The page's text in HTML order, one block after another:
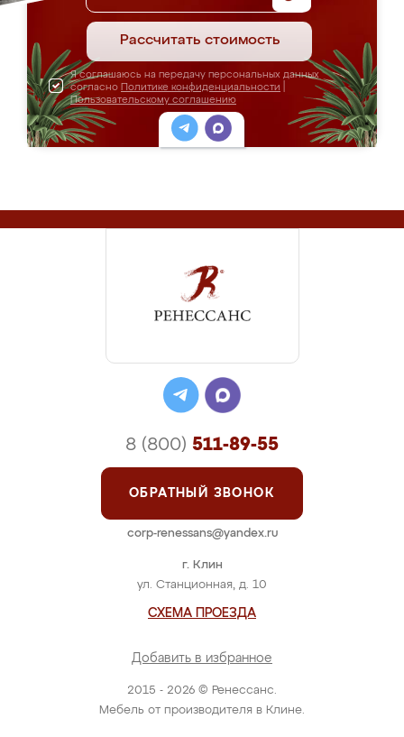
Рассчитать стоимость
Я соглашаюсь на передачу персональных данных
согласно Политике конфиденциальности
Пользовательскому соглашению
2015 - 2026 © Ренессанс.
Мебель от производителя в Клине.
г. Клин
ул. Станционная, д. 10
СХЕМА ПРОЕЗДА
Добавить в избранное
8 (800) 511-89-55
ОБРАТНЫЙ ЗВОНОК
corp-renessans@yandex.ru